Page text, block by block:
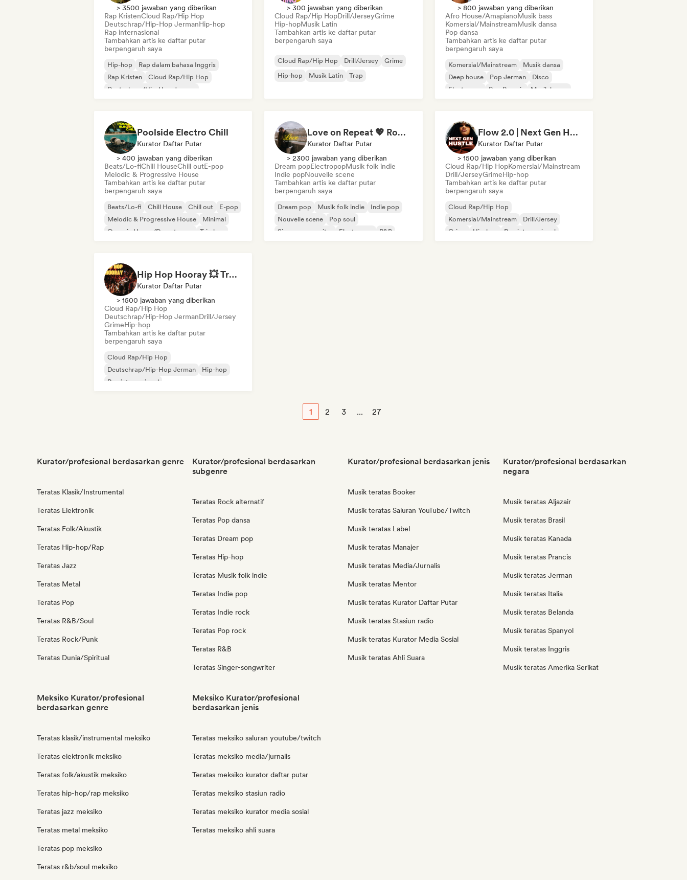
> 3500 jawaban yang diberikan
Rap KristenCloud Rap/Hip Hop
Deutschrap/Hip-Hop JermanHip-hop
Rap internasional
Tambahkan artis ke daftar putar
berpengaruh saya
Hip-hop
Rap dalam bahasa Inggris
Rap Kristen
Cloud Rap/Hip Hop
Deutschrap/Hip-Hop Jerman
> 300 jawaban yang diberikan
Cloud Rap/Hip HopDrill/JerseyGrime
Hip-hopMusik Latin
Tambahkan artis ke daftar putar
berpengaruh saya
Cloud Rap/Hip Hop Drill/Jersey
Grime
Hip-hop
Musik Latin Trap
> 800 jawaban yang diberikan
Afro House/AmapianoMusik bass
Komersial/MainstreamMusik dansa
Pop dansa
Tambahkan artis ke daftar putar
berpengaruh saya
Komersial/Mainstream
Musik dansa
Deep house
Pop Jerman
Disco
Electropop
Pop Prancis Musik house
Poolside Electro Chill
Kurator Daftar Putar
> 400 jawaban yang diberikan
Beats/Lo-fiChill HouseChill outE-pop
Melodic & Progressive House
Tambahkan artis ke daftar putar
berpengaruh saya
Beats/Lo-fi Chill House Chill out
E-pop
Melodic & Progressive House
Minimal
Organic House/Downtempo
Trip hop
Love on Repeat 💖 Romantic Indie Pop, Neo Soul & Singer-Songwriter
Kurator Daftar Putar
> 2300 jawaban yang diberikan
Dream popElectropopMusik folk indie
Indie popNouvelle scene
Tambahkan artis ke daftar putar
berpengaruh saya
Dream pop Musik folk indie
Indie pop
Nouvelle scene
Pop soul
Singer-songwriter
Electropop R&B
Flow 2.0 | Next Gen Hustle
Kurator Daftar Putar
> 1500 jawaban yang diberikan
Cloud Rap/Hip HopKomersial/Mainstream
Drill/JerseyGrimeHip-hop
Tambahkan artis ke daftar putar
berpengaruh saya
Cloud Rap/Hip Hop
Komersial/Mainstream
Drill/Jersey
Grime
Hip-hop
Rap internasional
Hip Hop Hooray 💥 Trap, Hype & Party Rap Bangers
Kurator Daftar Putar
> 1500 jawaban yang diberikan
Cloud Rap/Hip Hop
Deutschrap/Hip-Hop JermanDrill/Jersey
GrimeHip-hop
Tambahkan artis ke daftar putar
berpengaruh saya
Cloud Rap/Hip Hop
Deutschrap/Hip-Hop Jerman
Hip-hop
Rap internasional
1 2 3 ... 27
Kurator/profesional berdasarkan genre
Teratas Klasik/Instrumental
Teratas Elektronik
Teratas Folk/Akustik
Teratas Hip-hop/Rap
Teratas Jazz
Teratas Metal
Teratas Pop
Teratas R&B/Soul
Teratas Rock/Punk
Teratas Dunia/Spiritual
Kurator/profesional berdasarkan
subgenre
Teratas Rock alternatif
Teratas Pop dansa
Teratas Dream pop
Teratas Hip-hop
Teratas Musik folk indie
Teratas Indie pop
Teratas Indie rock
Teratas Pop rock
Teratas R&B
Teratas Singer-songwriter
Kurator/profesional berdasarkan jenis
Musik teratas Booker
Musik teratas Saluran YouTube/Twitch
Musik teratas Label
Musik teratas Manajer
Musik teratas Media/Jurnalis
Musik teratas Mentor
Musik teratas Kurator Daftar Putar
Musik teratas Stasiun radio
Musik teratas Kurator Media Sosial
Musik teratas Ahli Suara
Kurator/profesional berdasarkan
negara
Musik teratas Aljazair
Musik teratas Brasil
Musik teratas Kanada
Musik teratas Prancis
Musik teratas Jerman
Musik teratas Italia
Musik teratas Belanda
Musik teratas Spanyol
Musik teratas Inggris
Musik teratas Amerika Serikat
Meksiko Kurator/profesional
berdasarkan genre
Teratas klasik/instrumental meksiko
Teratas elektronik meksiko
Teratas folk/akustik meksiko
Teratas hip-hop/rap meksiko
Teratas jazz meksiko
Teratas metal meksiko
Teratas pop meksiko
Teratas r&b/soul meksiko
Meksiko Kurator/profesional
berdasarkan jenis
Teratas meksiko saluran youtube/twitch
Teratas meksiko media/jurnalis
Teratas meksiko kurator daftar putar
Teratas meksiko stasiun radio
Teratas meksiko kurator media sosial
Teratas meksiko ahli suara